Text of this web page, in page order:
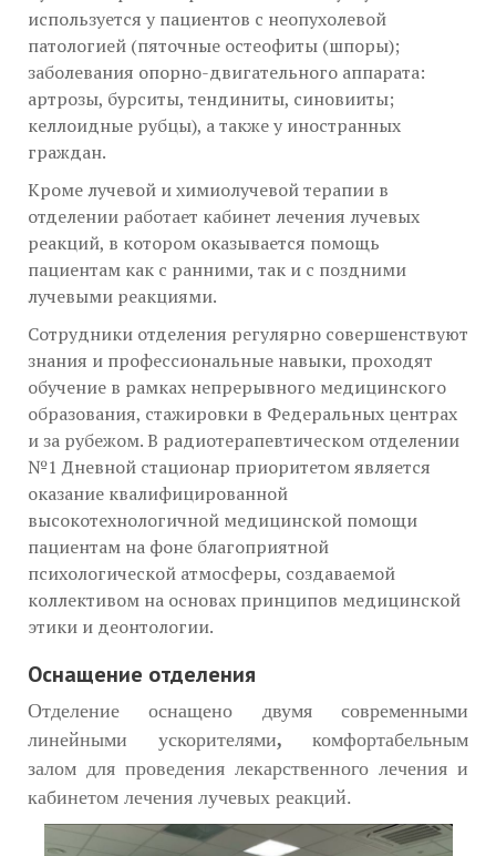
используется у пациентов с неопухолевой
патологией (пяточные остеофиты (шпоры);
заболевания опорно-двигательного аппарата:
артрозы, бурситы, тендиниты, синовииты;
келлоидные рубцы), а также у иностранных
граждан.
Кроме лучевой и химиолучевой терапии в
отделении работает кабинет лечения лучевых
реакций, в котором оказывается помощь
пациентам как с ранними, так и с поздними
лучевыми реакциями.
Сотрудники отделения регулярно совершенствуют
знания и профессиональные навыки, проходят
обучение в рамках непрерывного медицинского
образования, стажировки в Федеральных центрах
и за рубежом. В радиотерапевтическом отделении
№1 Дневной стационар приоритетом является
оказание квалифицированной
высокотехнологичной медицинской помощи
пациентам на фоне благоприятной
психологической атмосферы, создаваемой
коллективом на основах принципов медицинской
этики и деонтологии.
Оснащение отделения
Отделение оснащено двумя современными
линейными ускорителями, комфортабельным
залом для проведения лекарственного лечения и
кабинетом лечения лучевых реакций.